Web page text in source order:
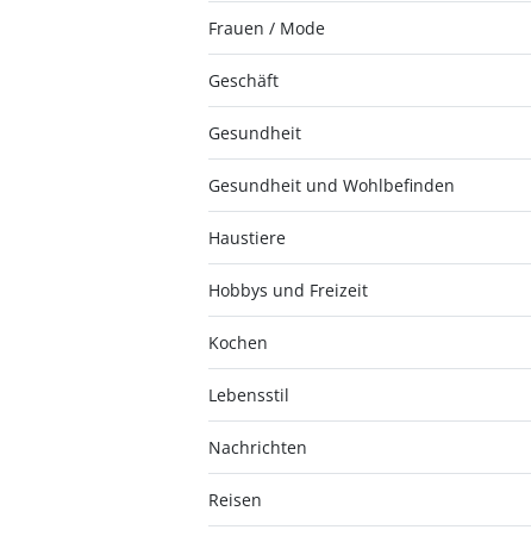
Frauen / Mode
Geschäft
Gesundheit
Gesundheit und Wohlbefinden
Haustiere
Hobbys und Freizeit
Kochen
Lebensstil
Nachrichten
Reisen